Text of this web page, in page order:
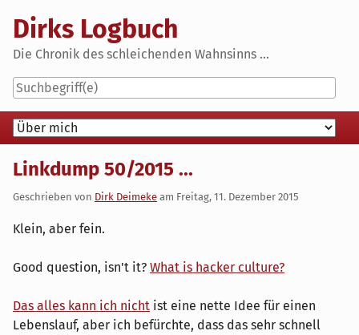
content
Dirks Logbuch
Die Chronik des schleichenden Wahnsinns ...
Navigation
Linkdump 50/2015 ...
Geschrieben von Dirk Deimeke am Freitag, 11. Dezember 2015
Klein, aber fein.
Good question, isn't it? What is hacker culture?
Das alles kann ich nicht ist eine nette Idee für einen
Lebenslauf, aber ich befürchte, dass das sehr schnell